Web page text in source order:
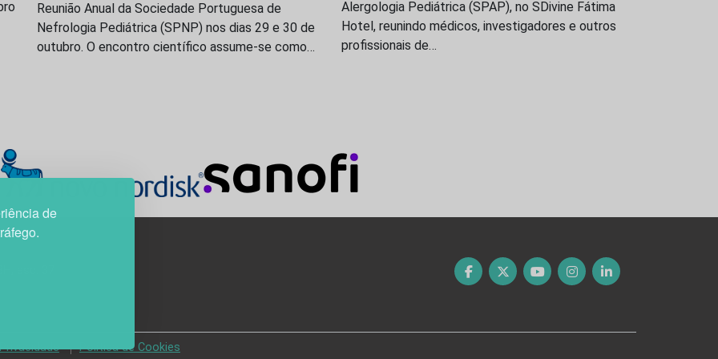
de
Reunião Anual da Sociedade Portuguesa de
Nefrologia Pediátrica (SPNP) nos dias 29 e 30 de
outubro. O encontro científico assume-se como…
Alergologia Pediátrica (SPAP), no SDivine Fátima
Hotel, reunindo médicos, investigadores e outros
profissionais de…
Política de Cookies